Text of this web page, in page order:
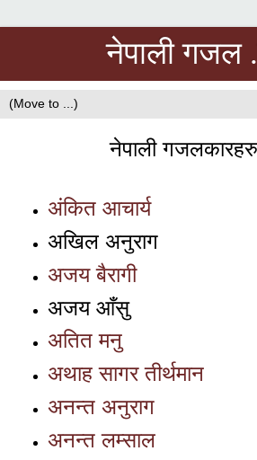
नेपाली गजल
नेपाली
अंकित आचार्य
अखिल अनुराग
अजय बैरागी
अजय आँसु
अतित मनु
अथाह सागर तीर्थमान
अनन्त अनुराग
अनन्त लम्साल